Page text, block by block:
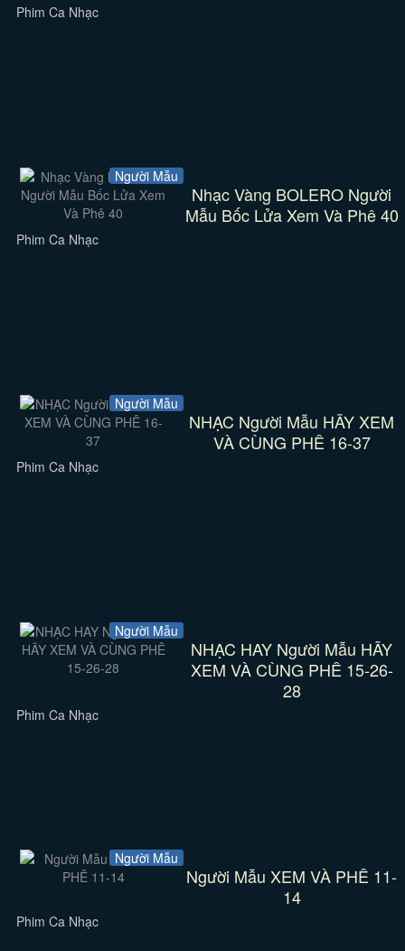
Phim Ca Nhạc
Người Mẫu
Nhạc Vàng BOLERO Người
Mẫu Bốc Lửa Xem Và Phê 40
Phim Ca Nhạc
Người Mẫu
NHẠC Người Mẫu HÃY XEM
VÀ CÙNG PHÊ 16-37
Phim Ca Nhạc
Người Mẫu
NHẠC HAY Người Mẫu HÃY
XEM VÀ CÙNG PHÊ 15-26-
28
Phim Ca Nhạc
Người Mẫu
Người Mẫu XEM VÀ PHÊ 11-
14
Phim Ca Nhạc